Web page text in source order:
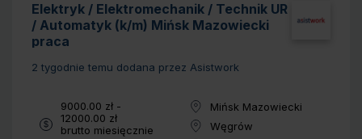
Elektryk / Elektromechanik / Technik UR
/ Automatyk (k/m) Mińsk Mazowiecki
praca
2 tygodnie temu dodana przez Asistwork
Wynagrodzenie:
9000.00 zł -
12000.00 zł
brutto miesięcznie
Lokalizacja:
Mińsk Mazowiecki
Lokalizacja:
Węgrów